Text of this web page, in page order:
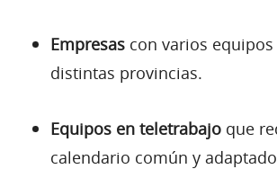
Empresas con varios
distintas provincias.
Equipos en teletrabajo que
calendario común y